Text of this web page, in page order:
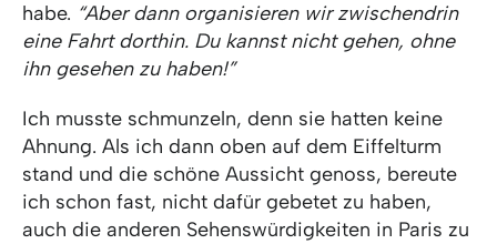
habe. “Aber dann organisieren wir zwischendrin
eine Fahrt dorthin. Du kannst nicht gehen, ohne
ihn gesehen zu haben!”
Ich musste schmunzeln, denn sie hatten keine
Ahnung. Als ich dann oben auf dem Eiffelturm
stand und die schöne Aussicht genoss, bereute
ich schon fast, nicht dafür gebetet zu haben,
auch die anderen Sehenswürdigkeiten in Paris zu